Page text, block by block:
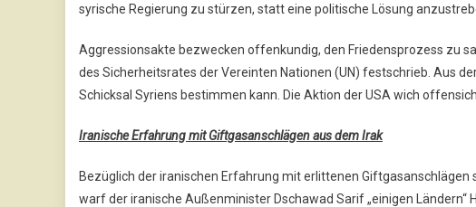
syrische Regierung zu stürzen, statt eine politische Lösung
Aggressionsakte bezwecken offenkundig, den Friedensprozess zu
des Sicherheitsrates der Vereinten Nationen (UN) festschrieb. Aus
Schicksal Syriens bestimmen kann. Die Aktion der USA wich
Iranische Erfahrung mit Giftgasanschlägen aus dem Irak
Bezüglich der iranischen Erfahrung mit erlittenen
warf der iranische Außenminister Dschawad Sarif „einigen Ländern“